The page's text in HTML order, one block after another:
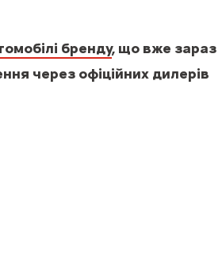
бренду, що вже зараз
через офіційних дилерів